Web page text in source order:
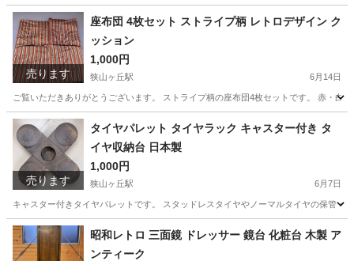
埼玉 所沢市 狭山ヶ丘駅 テーブル ロー
売ります
座布団 4枚セット ストライプ柄 レトロデザイン ク
ッション
1,000円
狭山ヶ丘駅 6月14日
ご覧いただきありがとうございます。 ストライプ柄の座布団4枚セットです。 赤・
埼玉 所沢市 狭山ヶ丘駅 ファブリック、カバー
売ります
タイヤパレット タイヤラック キャスター付き タ
イヤ収納台 日本製
1,000円
狭山ヶ丘駅 6月7日
キャスター付きタイヤパレットです。 スタッドレスタイヤやノーマルタイヤの保管
埼玉 所沢市 狭山ヶ丘駅 その他 タイヤ
昭和レトロ 三面鏡 ドレッサー 鏡台 化粧台 木製 ア
ンティーク